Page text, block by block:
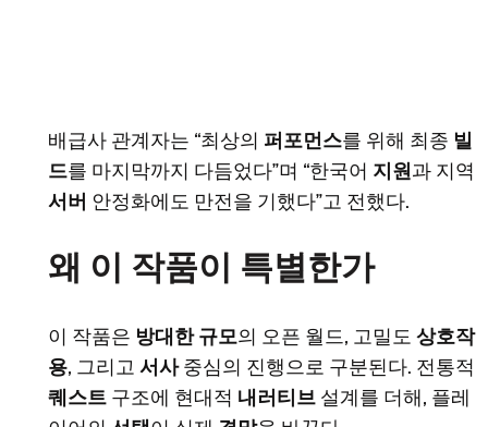
배급사 관계자는 “최상의 퍼포먼스를 위해 최종 빌
드를 마지막까지 다듬었다”며 “한국어 지원과 지역
서버 안정화에도 만전을 기했다”고 전했다.
왜 이 작품이 특별한가
이 작품은 방대한 규모의 오픈 월드, 고밀도 상호작
용, 그리고 서사중심의 진행으로 구분된다. 전통적
퀘스트 구조에 현대적 내러티브 설계를 더해, 플레